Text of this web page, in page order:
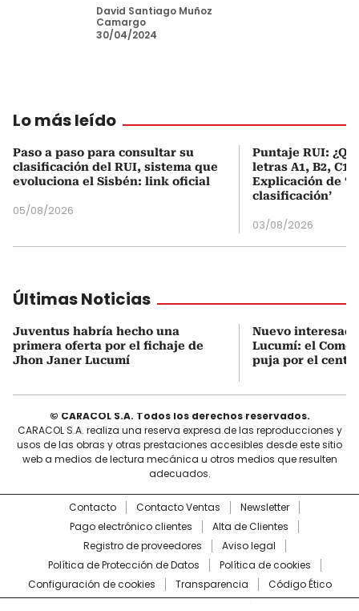
David Santiago Muñoz
Camargo
30/04/2024
Lo más leído
Paso a paso para consultar su
clasificación del RUI, sistema que
evoluciona el Sisbén: link oficial
05/08/2026
Puntaje RUI:
letras A1, B2, C1
Explicación de
clasificación’
03/08/2026
Últimas Noticias
Juventus habría hecho una
primera oferta por el fichaje de
Jhon Janer Lucumí
Nuevo
Lucumí: el Como
puja por el
© CARACOL S.A. Todos los derechos reservados.
CARACOL S.A. realiza una reserva expresa de las reproducciones y
usos de las obras y otras prestaciones accesibles desde este sitio
web a medios de lectura mecánica u otros medios que resulten
adecuados.
Contacto Contacto Ventas
Newsletter
Pago electrónico clientes
Alta de Clientes
Registro de proveedores
Aviso legal
Política de Protección de Datos
Política de cookies
Configuración de cookies
Transparencia Código Ético